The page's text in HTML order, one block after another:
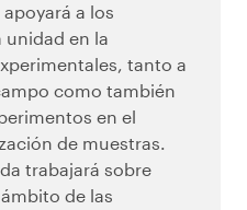
a los
unidad en la
tanto a
como también
en el
de muestras.
trabajará sobre
de las